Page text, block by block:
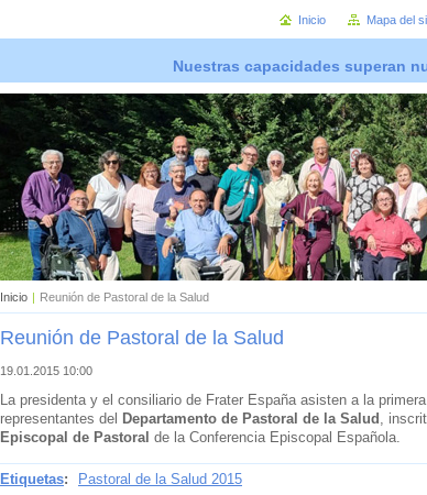
Nuestras capacidades superan
Inicio | Reunión de Pastoral de la Salud
Reunión de Pastoral de la Salud
19.01.2015 10:00
La presidenta y el consiliario de Frater España asisten a la
representantes del Departamento de Pastoral de la Salud ,
Episcopal de Pastoral de la Conferencia Episcopal Española.
Etiquetas: Pastoral de la Salud 2015
Inicio Mapa del